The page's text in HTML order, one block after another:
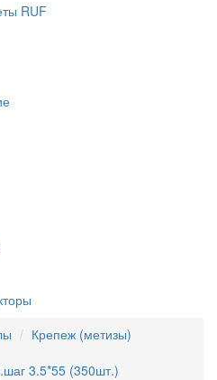
RUF
Крепеж (метизы)
3.5*55 (350шт.)